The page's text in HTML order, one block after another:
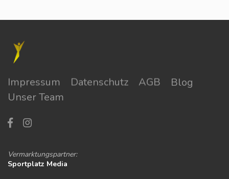
Impressum Datenschutz AGB
Blog
Unser Team
Vermarktungspartner:
Sportplatz Media